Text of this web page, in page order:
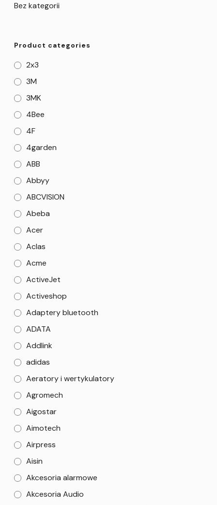
Bez kategorii
Product categories
2x3
3M
3MK
4Bee
4F
4garden
ABB
Abbyy
ABCVISION
Abeba
Acer
Aclas
Acme
ActiveJet
Activeshop
Adaptery bluetooth
ADATA
Addlink
adidas
Aeratory i wertykulatory
Agromech
Aigostar
Aimotech
Airpress
Aisin
Akcesoria alarmowe
Akcesoria Audio